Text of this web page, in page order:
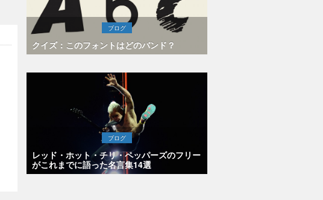
ブログ
クイズ：このフォントはどのバンド？
ブログ
レッド・ホット・チリ・ペッパーズのフリー
がこれまでに語った名言集14選